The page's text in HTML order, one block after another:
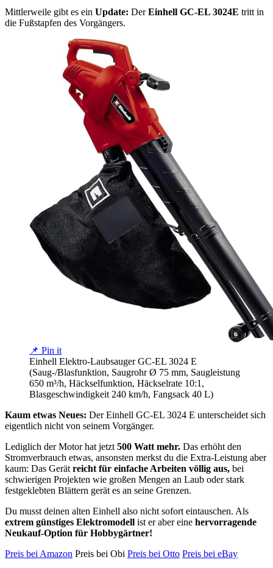
Mittlerweile gibt es ein Update: DerEinhell GC-EL 3024E tritt in
die Fußstapfen des Vorgängers.
📌 Pin it
Einhell Elektro-Laubsauger GC-EL 3024 E
(Saug-/Blasfunktion, Saugrohr Ø 75 mm, Saugleistung
650 m³/h, Häckselfunktion, Häckselrate 10:1,
Blasgeschwindigkeit 240 km/h, Fangsack 40 L)
Kaum etwas Neues: Der Einhell GC-EL 3024 E unterscheidet sich
eigentlich nicht von seinem Vorgänger.
Lediglich der Motor hat jetzt 500 Watt mehr. Das erhöht den
Stromverbrauch etwas, ansonsten merkst du die Extra-Leistung aber
kaum: Das Gerät reicht für einfache Arbeiten völlig aus, bei
schwierigen Projekten wie großen Mengen an Laub oder stark
festgeklebten Blättern gerät es an seine Grenzen.
Du musst deinen alten Einhell also nicht sofort eintauschen. Als
extrem günstiges Elektromodell ist er aber eine hervorragende
Neukauf-Option für Hobbygärtner!
Preis bei Amazon Preis bei Obi Preis bei Otto Preis bei eBay